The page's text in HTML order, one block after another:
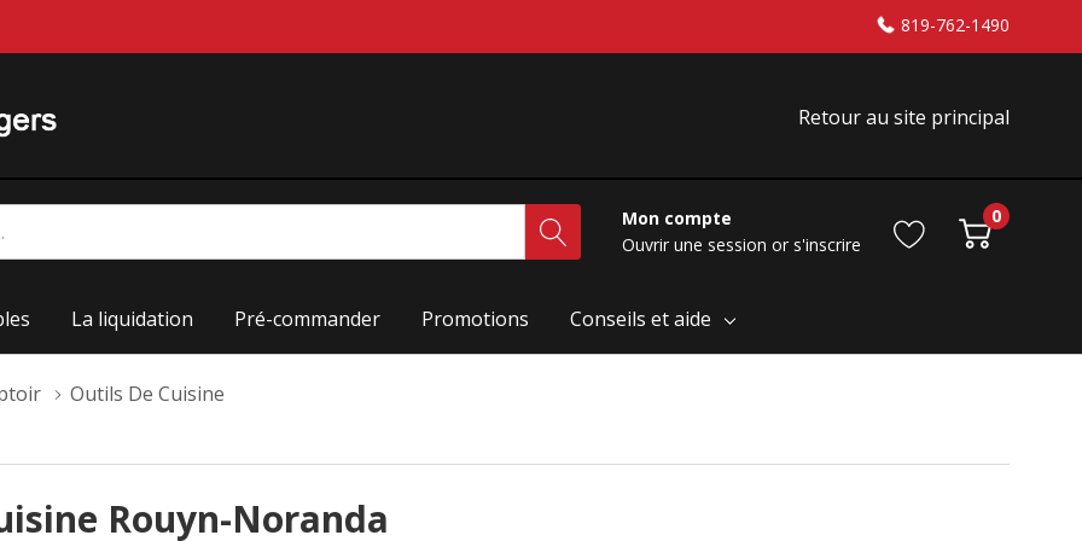
819-762-1490
Retour au site principal
Mon compte
Ouvrir une session or s'inscrire
0
La liquidation Pré-commander Promotions Conseils et aide
Outils De Cuisine
Rouyn-Noranda